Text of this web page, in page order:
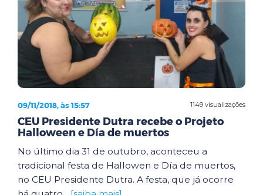
1149 visualizações
09/11/2018, às 15:57
CEU Presidente Dutra recebe o Projeto
Halloween e Día de muertos
No último dia 31 de outubro, aconteceu a
tradicional festa de Hallowen e Día de muertos,
no CEU Presidente Dutra. A festa, que já ocorre